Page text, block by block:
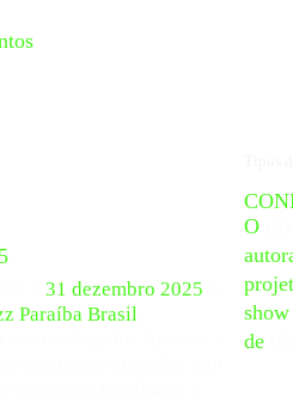
31 dezembro 2025
Paraíba Brasil
O
show
de